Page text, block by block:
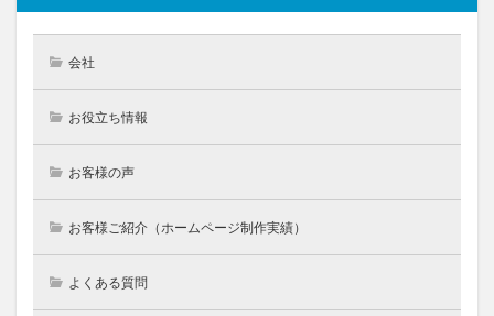
会社
お役立ち情報
お客様の声
お客様ご紹介（ホームページ制作実績）
よくある質問